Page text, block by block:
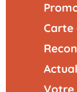
Carte